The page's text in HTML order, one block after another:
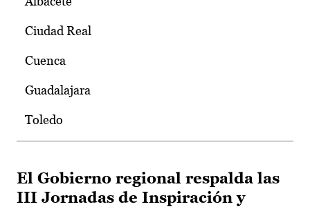
Ciudad Real
Cuenca
Guadalajara
Toledo
El Gobierno regional respalda las
III Jornadas de Inspiración y